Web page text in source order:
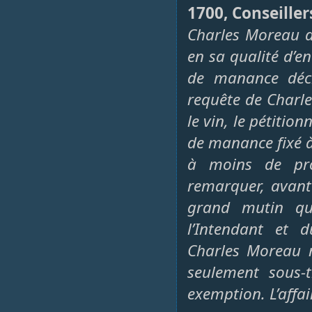
1700,
Charles Moreau
en sa qualité
de manance
requête de
le vin, le
de manance fixé
à moins de
remarquer,
grand mutin
l’Intendant et
Charles Moreau
seulement
exemption.